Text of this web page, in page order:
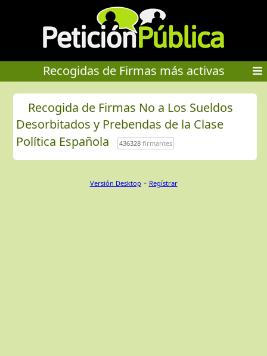
Recogidas de Firmas más activas
Recogida de Firmas No a Los Sueldos
Desorbitados y Prebendas de la Clase
Política Española
436328firmantes
Versión Desktop - Regístrar